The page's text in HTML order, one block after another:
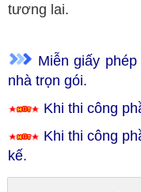
tương lai.
Miễn giấy
nhà trọn gói.
Khi thi công
Khi thi công
kế.